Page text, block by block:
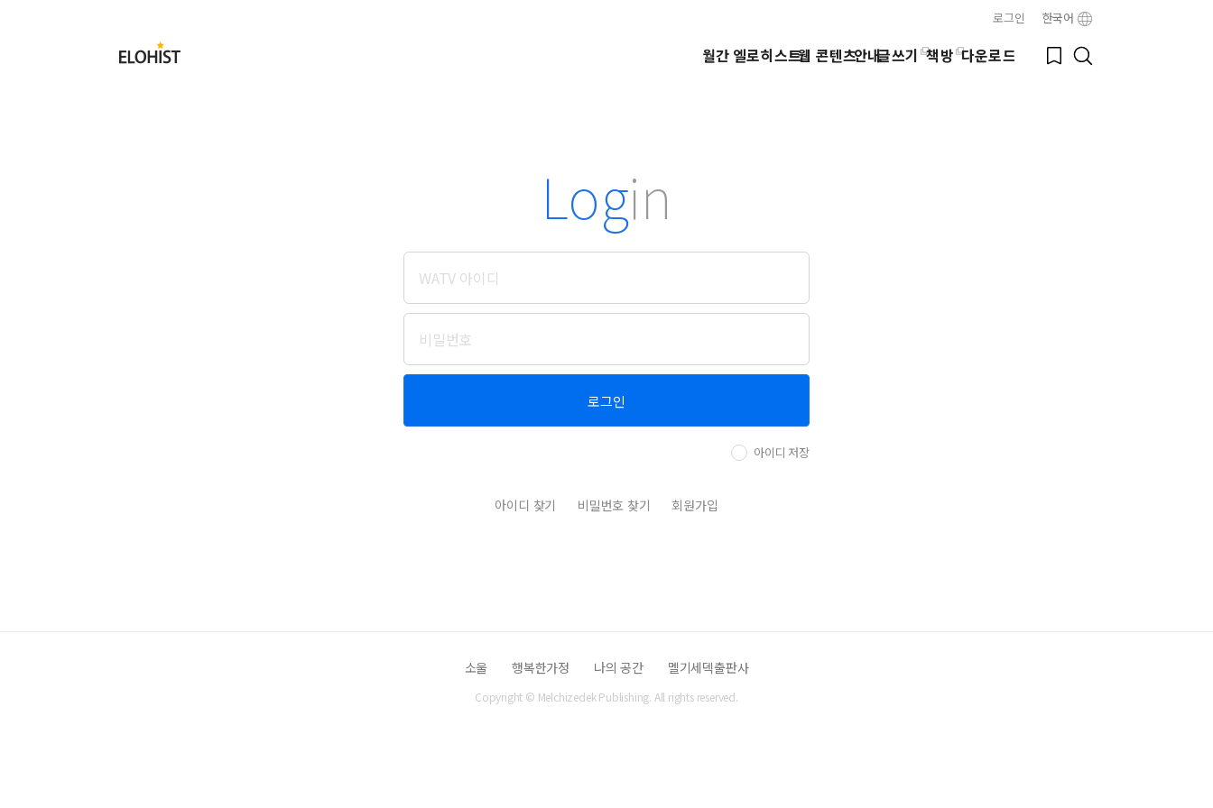
로그인 한국어
Elohist-
Home
Bookmark
Search
월간 엘로히스트웹 콘텐츠안내글쓰기 책방 다운로드
Submit
Login
로그인
아이디 저장
아이디 찾기 비밀번호 찾기 회원가입
소울 행복한가정 나의 공간 멜기세덱출판사
Copyright © Melchizedek Publishing. All rights reserved.